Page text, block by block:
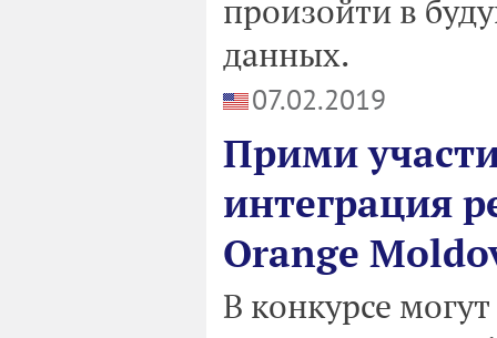
произойти в
данных.
07.02.2019
Прими
интеграция
Orange
В конкурсе